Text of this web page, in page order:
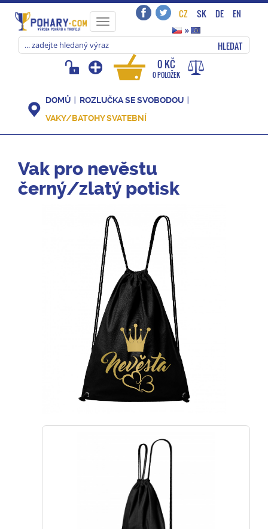
Toggle
navigation
CZ SK DE
EN
»
HLEDAT
0 KČ
0 POLOŽEK
DOMŮ
ROZLUČKA SE SVOBODOU
VAKY/BATOHY SVATEBNÍ
Vak pro nevěstu
černý/zlatý potisk